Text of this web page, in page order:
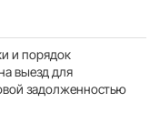
и порядок
выезд для
задолженностью